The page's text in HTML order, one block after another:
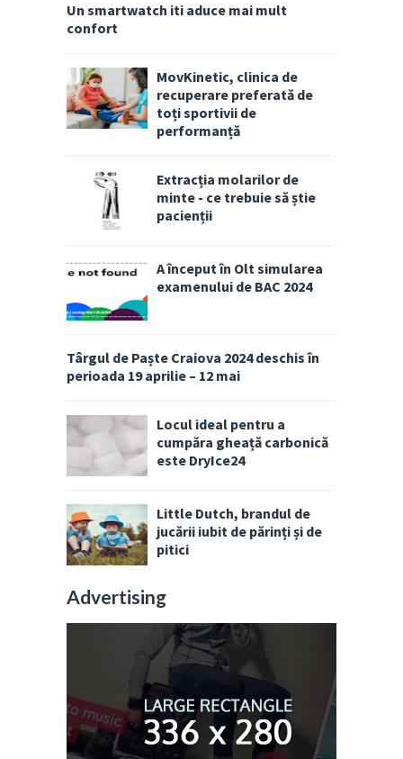
Un smartwatch iti aduce mai mult
confort
MovKinetic, clinica de
recuperare preferată de
toți sportivii de
performanță
Extracția molarilor de
minte - ce trebuie să știe
pacienții
A început în Olt simularea
examenului de BAC 2024
Târgul de Paște Craiova 2024 deschis în
perioada 19 aprilie – 12 mai
Locul ideal pentru a
cumpăra gheață carbonică
este DryIce24
Little Dutch, brandul de
jucării iubit de părinți și de
pitici
Advertising